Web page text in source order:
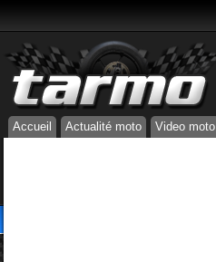
Accueil Actualité moto Video moto